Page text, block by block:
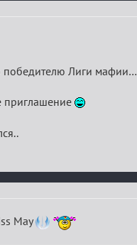
победителю Лиги мафии…
приглашение
May